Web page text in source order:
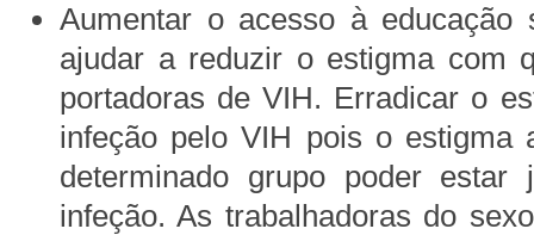
Aumentar o acesso à
ajudar a reduzir o estigma com
portadoras de VIH. Erradicar o
infeção pelo VIH pois o estigma
determinado grupo poder
infeção. As trabalhadoras do